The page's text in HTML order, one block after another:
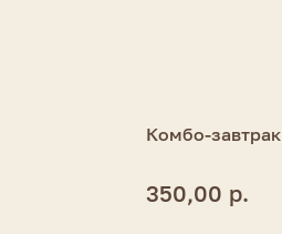
Комбо-завтрак
350,00 р.